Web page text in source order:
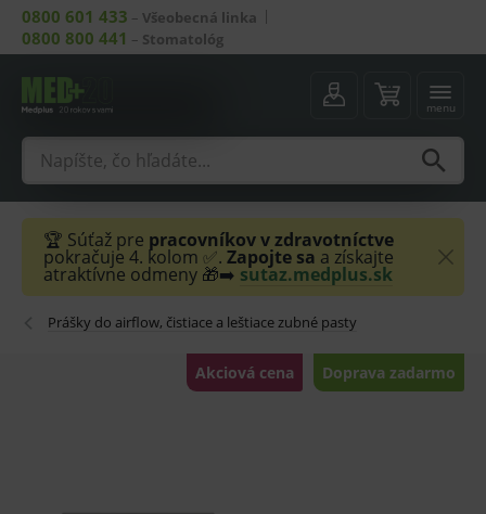
0800 601 433 – Všeobecná linka
0800 800 441 – Stomatológ
menu
🏆 Súťaž pre pracovníkov v zdravotníctve
pokračuje 4. kolom ✅. Zapojte sa a získajte
atraktívne odmeny 🎁➡️ sutaz.medplus.sk
Prášky do airflow, čistiace a leštiace zubné pasty
Akciová cena Doprava zadarmo